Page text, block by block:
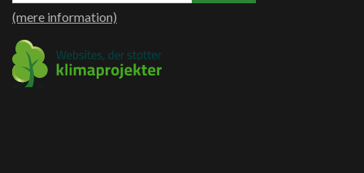
(mere information)